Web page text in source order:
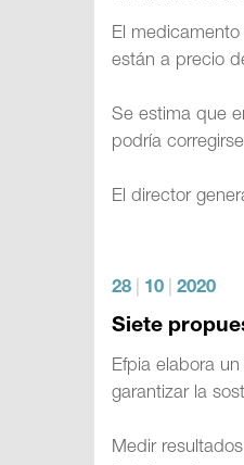
El
están a precio
Se estima que
podría
El director
28 10 2020
Siete
Efpia elabora
garantizar la
Medir